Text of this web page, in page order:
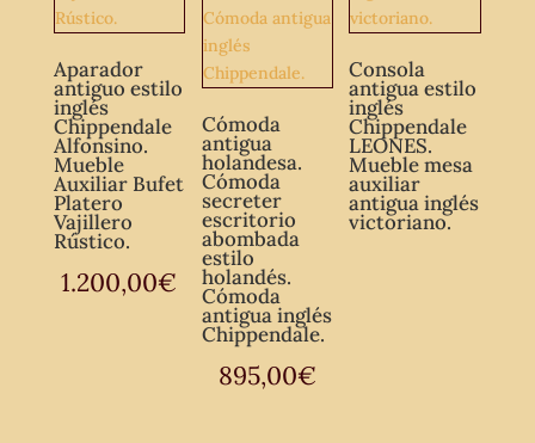
Aparador
antiguo estilo
inglés
Chippendale
Alfonsino.
Mueble
Auxiliar Bufet
Platero
Vajillero
Rústico.
1.200,00€
Cómoda
antigua
holandesa.
Cómoda
secreter
escritorio
abombada
estilo
holandés.
Cómoda
antigua inglés
Chippendale.
895,00€
Consola
antigua estilo
inglés
Chippendale
LEONES.
Mueble mesa
auxiliar
antigua inglés
victoriano.